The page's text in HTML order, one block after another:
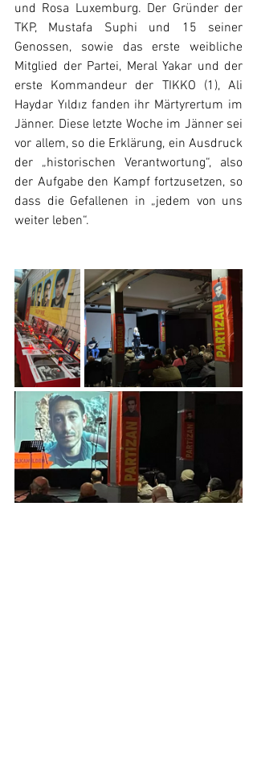
und Rosa Luxemburg. Der Gründer der
TKP, Mustafa Suphi und 15 seiner
Genossen, sowie das erste weibliche
Mitglied der Partei, Meral Yakar und der
erste Kommandeur der TIKKO (1), Ali
Haydar Yıldız fanden ihr Märtyrertum im
Jänner. Diese letzte Woche im Jänner sei
vor allem, so die Erklärung, ein Ausdruck
der „historischen Verantwortung“, also
der Aufgabe den Kampf fortzusetzen, so
dass die Gefallenen in „jedem von uns
weiter leben“.